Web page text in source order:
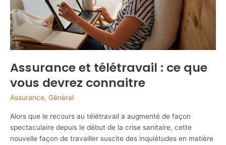
Assurance et télétravail : ce que
vous devrez connaitre
Assurance, Général
Alors que le recours au télétravail a augmenté de façon
spectaculaire depuis le début de la crise sanitaire, cette
nouvelle façon de travailler suscite des inquiétudes en matière